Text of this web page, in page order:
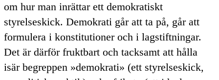
om hur man inrättar ett demokratiskt
styrelseskick. Demokrati går att ta på, går att
formulera i konstitutioner och i lagstiftningar.
Det är därför fruktbart och tacksamt att hålla
isär begreppen
demokrati
(ett styrelseskick,